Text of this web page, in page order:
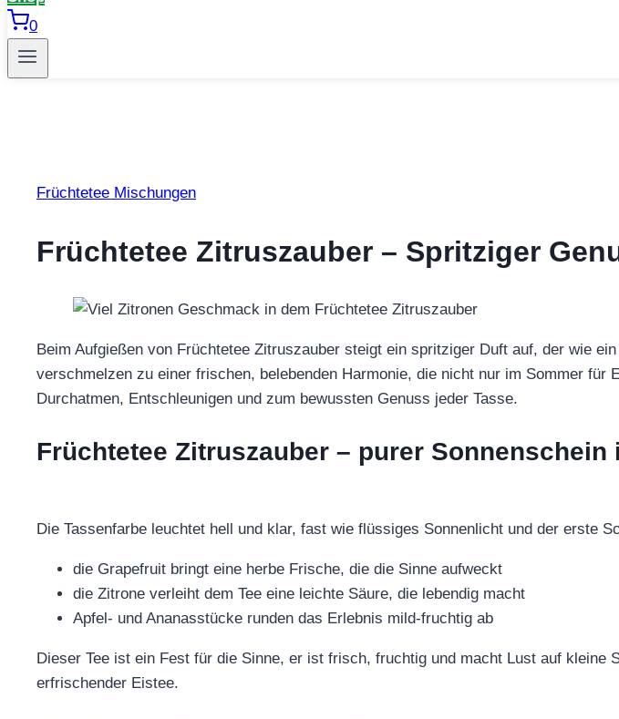
0
Früchtetee Mischungen
Früchtetee Zitruszauber – Spritziger
Beim Aufgießen von Früchtetee Zitruszauber steigt ein spritziger Duft auf, der wie
verschmelzen zu einer frischen, belebenden Harmonie, die nicht nur im Sommer
Durchatmen, Entschleunigen und zum bewussten Genuss jeder Tasse.
Früchtetee Zitruszauber – purer Sonnenschein
Die Tassenfarbe leuchtet hell und klar, fast wie flüssiges Sonnenlicht und der erste
die Grapefruit bringt eine herbe Frische, die die Sinne aufweckt
die Zitrone verleiht dem Tee eine leichte Säure, die lebendig macht
Apfel- und Ananasstücke runden das Erlebnis mild-fruchtig ab
Dieser Tee ist ein Fest für die Sinne, er ist frisch, fruchtig und macht Lust auf kleine
erfrischender Eistee.